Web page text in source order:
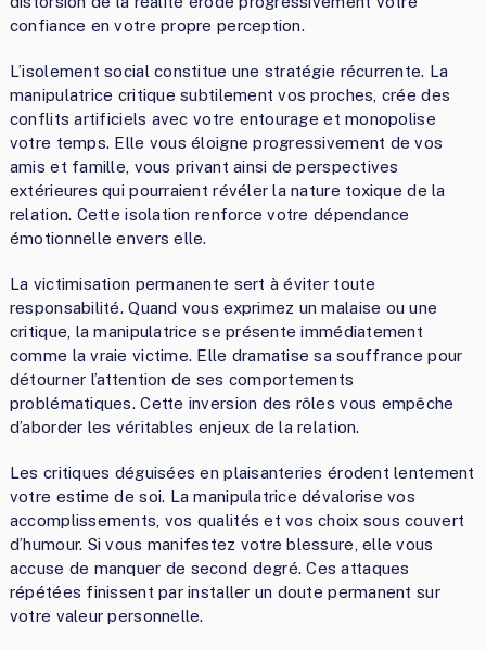
confiance en votre propre perception.
L’isolement social constitue une stratégie récurrente. La
manipulatrice critique subtilement vos proches, crée des
conflits artificiels avec votre entourage et monopolise
votre temps. Elle vous éloigne progressivement de vos
amis et famille, vous privant ainsi de perspectives
extérieures qui pourraient révéler la nature toxique de la
relation. Cette isolation renforce votre dépendance
émotionnelle envers elle.
La victimisation permanente sert à éviter toute
responsabilité. Quand vous exprimez un malaise ou une
critique, la manipulatrice se présente immédiatement
comme la vraie victime. Elle dramatise sa souffrance pour
détourner l’attention de ses comportements
problématiques. Cette inversion des rôles vous empêche
d’aborder les véritables enjeux de la relation.
Les critiques déguisées en plaisanteries érodent lentement
votre estime de soi. La manipulatrice dévalorise vos
accomplissements, vos qualités et vos choix sous couvert
d’humour. Si vous manifestez votre blessure, elle vous
accuse de manquer de second degré. Ces attaques
répétées finissent par installer un doute permanent sur
votre valeur personnelle.